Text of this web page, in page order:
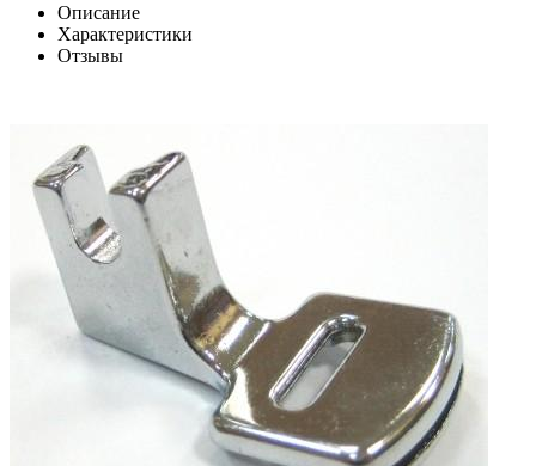
Описание
Характеристики
Отзывы